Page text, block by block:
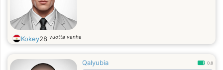
Kokey28 vuotta vanha
Qalyubia 0.8